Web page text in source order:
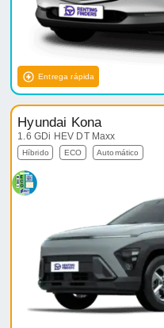
Entrega rápida
Hyundai Kona
1.6 GDi HEV DT Maxx
Híbrido ECO Automático